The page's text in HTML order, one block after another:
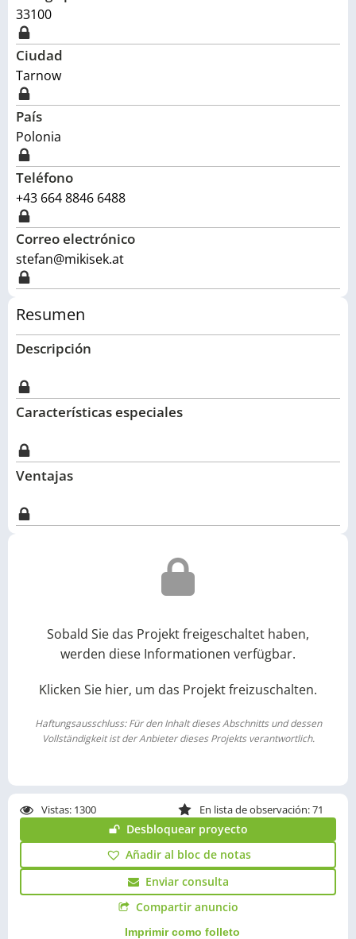
Vistas: 1300 En lista de observación: 71
Desbloquear proyecto
Añadir al bloc de notas
Enviar consulta
Compartir anuncio
Imprimir como folleto
33100
Ciudad
Tarnow
País
Polonia
Teléfono
+43 664 8846 6488
Correo electrónico
stefan@mikisek.at
Resumen
Descripción
Características especiales
Ventajas
Sobald Sie das Projekt freigeschaltet haben,
werden diese Informationen verfügbar.
Klicken Sie hier, um das Projekt freizuschalten.
Haftungsausschluss: Für den Inhalt dieses Abschnitts und dessen
Vollständigkeit ist der Anbieter dieses Projekts verantwortlich.